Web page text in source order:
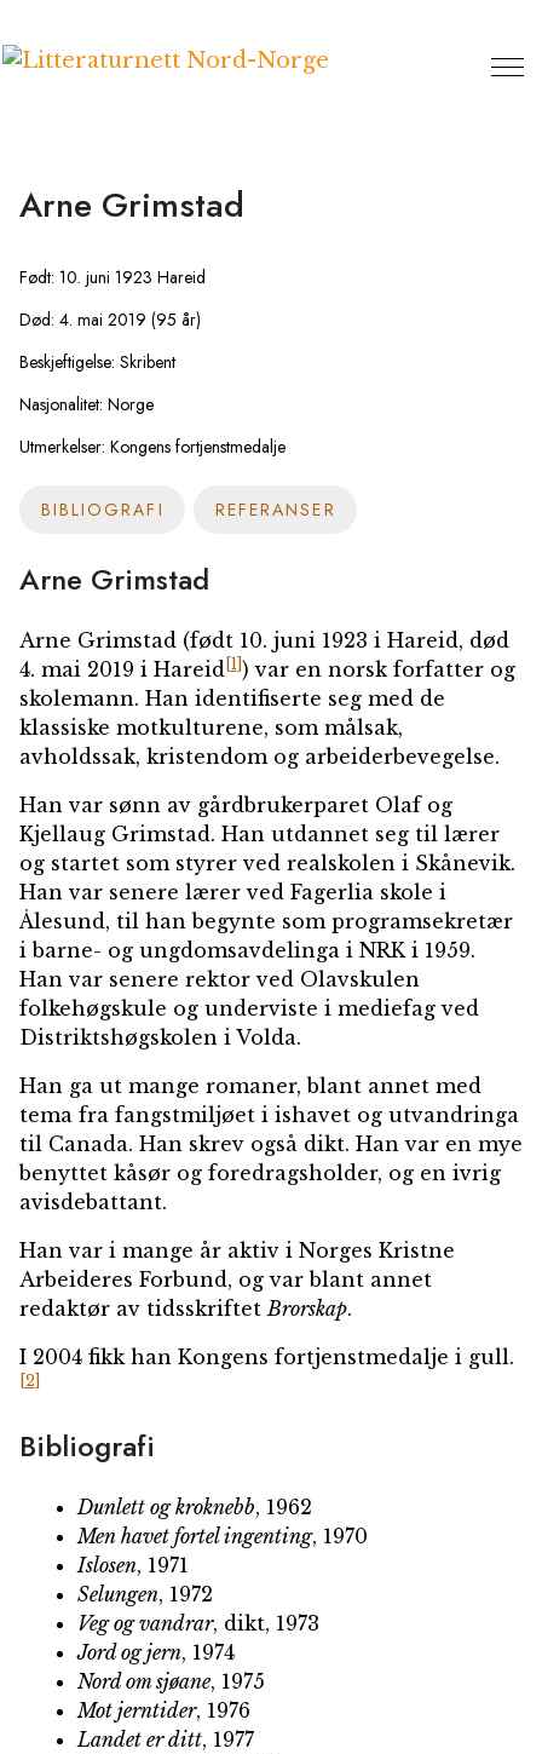
til
Arne Grimstad
Født: 10. juni 1923 Hareid
Død: 4. mai 2019 (95 år)
Beskjeftigelse: Skribent
Nasjonalitet: Norge
Utmerkelser: Kongens fortjenstmedalje
BIBLIOGRAFI REFERANSER
Arne Grimstad
Arne Grimstad (født 10. juni 1923 i Hareid, død
4. mai 2019 i Hareid [1] ) var en norsk forfatter og
skolemann. Han identifiserte seg med de
klassiske motkulturene, som målsak,
avholdssak, kristendom og arbeiderbevegelse.
Han var sønn av gårdbrukerparet Olaf og
Kjellaug Grimstad. Han utdannet seg til lærer
og startet som styrer ved realskolen i Skånevik.
Han var senere lærer ved Fagerlia skole i
Ålesund, til han begynte som programsekretær
i barne- og ungdomsavdelinga i NRK i 1959.
Han var senere rektor ved Olavskulen
folkehøgskule og underviste i mediefag ved
Distriktshøgskolen i Volda.
Han ga ut mange romaner, blant annet med
tema fra fangstmiljøet i ishavet og utvandringa
til Canada. Han skrev også dikt. Han var en mye
benyttet kåsør og foredragsholder, og en ivrig
avisdebattant.
Han var i mange år aktiv i Norges Kristne
Arbeideres Forbund, og var blant annet
redaktør av tidsskriftet Brorskap.
I 2004 fikk han Kongens fortjenstmedalje i gull.
[2]
Bibliografi
Dunlett og kroknebb, 1962
Men havet fortel ingenting, 1970
Islosen, 1971
Selungen, 1972
Veg og vandrar, dikt, 1973
Jord og jern, 1974
Nord om sjøane, 1975
Mot jerntider, 1976
Landet er ditt, 1977